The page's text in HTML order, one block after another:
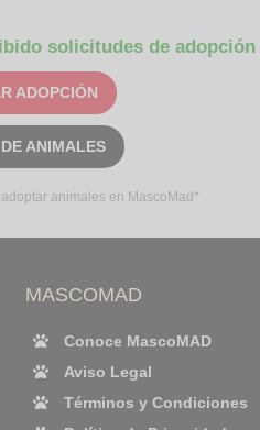
solicitudes de adopción
ADOPCIÓN
ANIMALES
animales en MascoMad*
MASCOMAD
Conoce MascoMAD
Aviso Legal
Términos y Condiciones